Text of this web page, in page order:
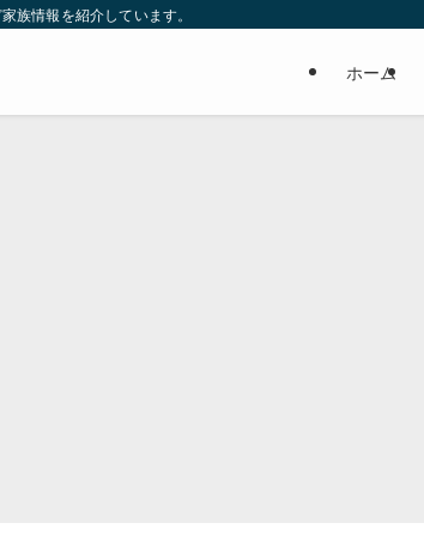
族情報を紹介しています。
ホーム